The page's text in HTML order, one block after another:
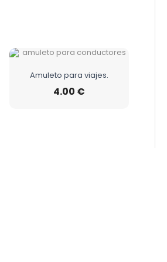
Amuleto para viajes.
4.00 €